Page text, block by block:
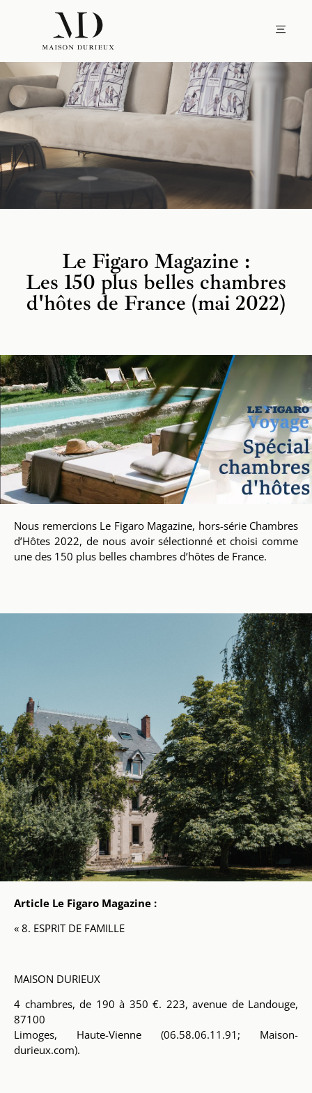
Le Figaro Magazine :
Les 150 plus belles chambres
d'hôtes de France (mai 2022)
Nous remercions Le Figaro Magazine, hors-série Chambres
d’Hôtes 2022, de nous avoir sélectionné et choisi comme
une des 150 plus belles chambres d’hôtes de France.
Article Le Figaro Magazine :
« 8. ESPRIT DE FAMILLE
MAISON DURIEUX
4 chambres, de 190 à 350 €. 223, avenue de Landouge,
87100
Limoges, Haute-Vienne (06.58.06.11.91; Maison-
durieux.com).